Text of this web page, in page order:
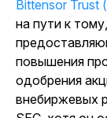
Bittensor Trust
на пути к
повышения
одобрения
внебиржевых